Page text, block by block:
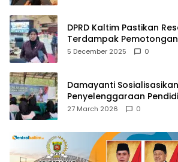
DPRD Kaltim Pastikan
Terdampak
Pusat
5 December 2025 0
Damayanti
Penyelenggaraan
dan Wawasan
27 March 2026 0